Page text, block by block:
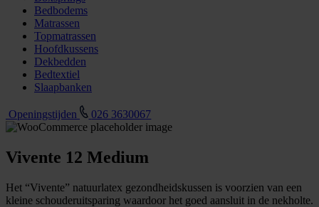
Bedbodems
Matrassen
Topmatrassen
Hoofdkussens
Dekbedden
Bedtextiel
Slaapbanken
Openingstijden 026 3630067
Vivente 12 Medium
Het “Vivente” natuurlatex gezondheidskussen is voorzien van een
kleine schouderuitsparing waardoor het goed aansluit in de nekholte.